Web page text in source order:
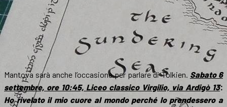
Mantova sarà anche l’occasione per parlare di Tolkien. Sabato 6
settembre, ore 10:45, Liceo classico Virgilio, via Ardigò 13:
Ho rivelato il mio cuore al mondo perché lo prendessero a